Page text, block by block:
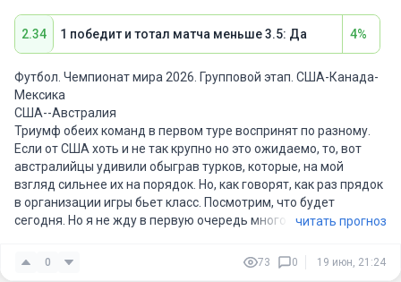
2.34 1 победит и тотал матча меньше 3.5: Да 4%
Футбол. Чемпионат мира 2026. Групповой этап. США-Канада-
Мексика
США--Австралия
Триумф обеих команд в первом туре воспринят по разному.
Если от США хоть и не так крупно но это ожидаемо, то, вот
австралийцы удивили обыграв турков, которые, на мой
взгляд сильнее их на порядок. Но, как говорят, как раз прядок
в организации игры бьет класс. Посмотрим, что будет
сегодня. Но я не жду в первую очередь много голов. Команды,
победы, США останется на плей офф с родным стадионом. А
значит американцы будут заряжены на победу. Думаю они
читать прогноз
0 73 0 19 июн, 21:24